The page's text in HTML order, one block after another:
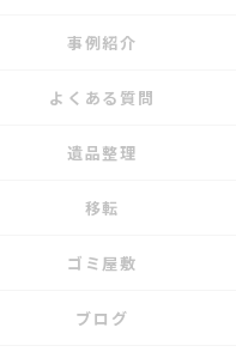
事例紹介
よくある質問
遺品整理
移転
ゴミ屋敷
ブログ